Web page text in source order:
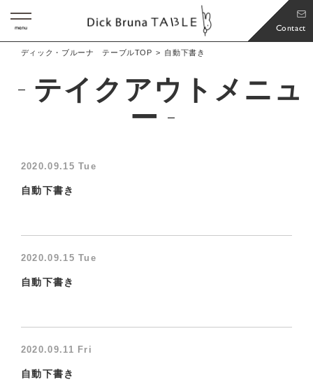
Contact
menu
ディック・ブルーナ テーブルTOP 自動下書き
テイクアウトメニュ
ー
2020.09.15 Tue
自動下書き
2020.09.15 Tue
自動下書き
2020.09.11 Fri
自動下書き